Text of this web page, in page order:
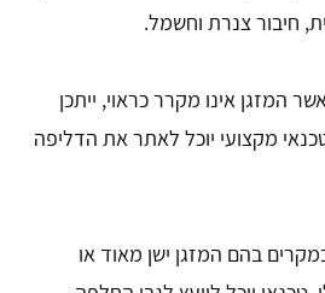
חיבור צנרת וחשמל.
המזגן אינו מקרר כראוי, ייתכן
מקצועי יוכל לאתר את הדליפה
בהם המזגן ישן מאוד או